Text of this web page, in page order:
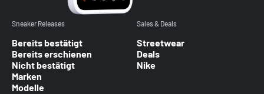
Sneaker Releases
Bereits bestätigt
Bereits erschienen
Nicht bestätigt
Marken
Modelle
Sales & Deals
Streetwear
Deals
Nike